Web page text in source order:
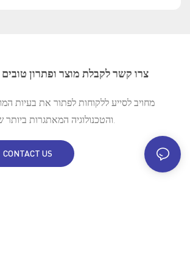
צרו קשר לקבלת מוצר ופתרון טובים
מחויב לסייע ללקוחות לפתור את בעיות
CONTACT US